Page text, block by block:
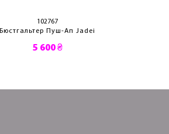
102767
Бюстгальтер Пуш-Ап Jadei
5 600 ₴